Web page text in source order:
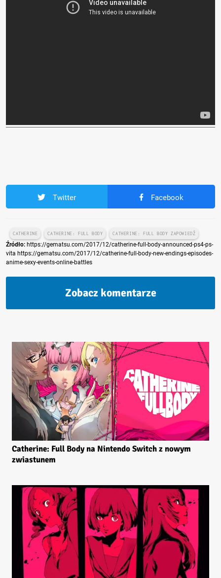
Twitter Facebook
CATHERINE CATHERINE: FULL BODY CATHERINE: FULL BODY ZAPOWIEDŹ
Źródło: https://gematsu.com/2017/12/catherine-full-body-announced-ps4-ps-
vita https://gematsu.com/2017/12/catherine-full-body-new-endings-episodes-
anime-sexy-events-online-battles
Zobacz komentarze
Catherine: Full Body na Nintendo Switch z nowym
zwiastunem